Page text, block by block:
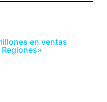
en ventas